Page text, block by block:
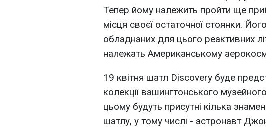
Тепер йому належить пройти ще
місця своєї остаточної стоянки.
обладнаних для цього реактивних
належать Американському
19 квітня шатл Discovery буде
колекції вашингтонського
цьому будуть присутні кілька
шатлу, у тому числі - астронавт